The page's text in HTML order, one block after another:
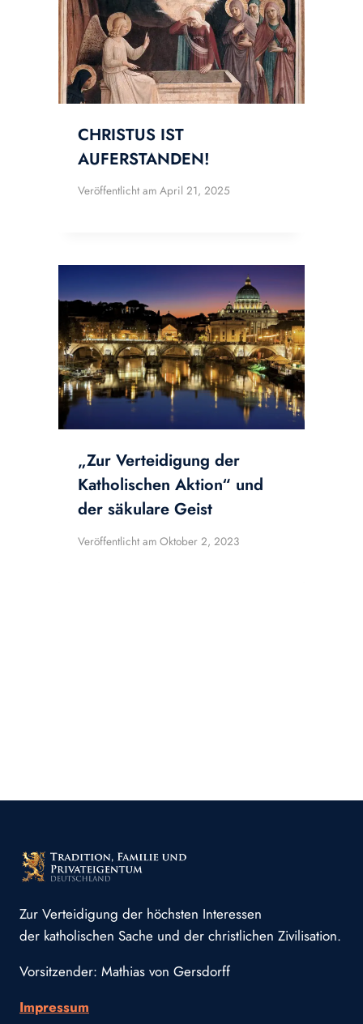
CHRISTUS IST
AUFERSTANDEN!
Veröffentlicht am April 21, 2025
„Zur Verteidigung der
Katholischen Aktion“ und
der säkulare Geist
Veröffentlicht am Oktober 2, 2023
Zur Verteidigung der höchsten Interessen
der katholischen Sache und der christlichen Zivilisation.
Vorsitzender: Mathias von Gersdorff
Impressum